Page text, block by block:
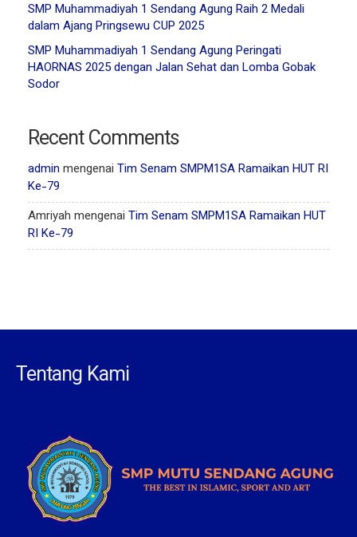
SMP Muhammadiyah 1 Sendang Agung Raih 2 Medali
dalam Ajang Pringsewu CUP 2025
SMP Muhammadiyah 1 Sendang Agung Peringati
HAORNAS 2025 dengan Jalan Sehat dan Lomba Gobak
Sodor
Recent Comments
admin mengenai Tim Senam SMPM1SA Ramaikan HUT RI
Ke-79
Amriyah mengenai Tim Senam SMPM1SA Ramaikan HUT
RI Ke-79
Tentang Kami